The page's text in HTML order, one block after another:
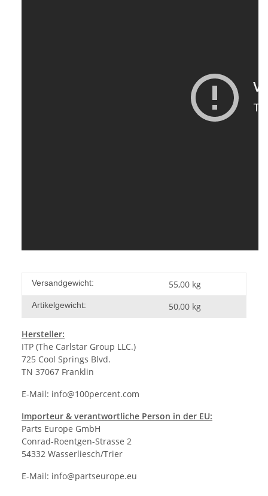
Versandgewicht: 55,00 kg
Artikelgewicht: 50,00 kg
Hersteller:
ITP (The Carlstar Group LLC.)
725 Cool Springs Blvd.
TN 37067 Franklin
E-Mail: info@100percent.com
Importeur & verantwortliche Person in der EU:
Parts Europe GmbH
Conrad-Roentgen-Strasse 2
54332 Wasserliesch/Trier
E-Mail: info@partseurope.eu